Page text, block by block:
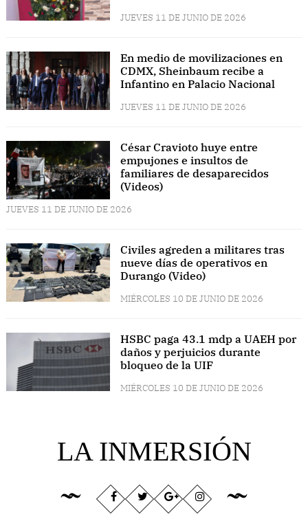
JUEVES 11 DE JUNIO DE 2026
En medio de movilizaciones en
CDMX, Sheinbaum recibe a
Infantino en Palacio Nacional
JUEVES 11 DE JUNIO DE 2026
César Cravioto huye entre
empujones e insultos de
familiares de desaparecidos
(Videos)
JUEVES 11 DE JUNIO DE 2026
Civiles agreden a militares tras
nueve días de operativos en
Durango (Video)
MIÉRCOLES 10 DE JUNIO DE 2026
HSBC paga 43.1 mdp a UAEH por
daños y perjuicios durante
bloqueo de la UIF
MIÉRCOLES 10 DE JUNIO DE 2026
LA INMERSIÓN